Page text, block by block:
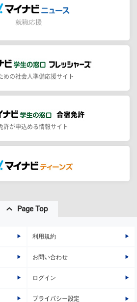
めの社会人準備応援サイト
許が申込める情報サイト
Page Top
利用規約
お問い合わせ
ログイン
プライバシー設定